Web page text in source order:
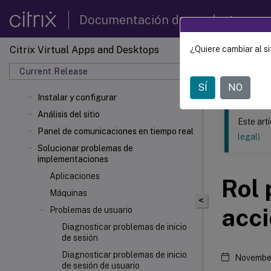
Documentación de productos
Citrix Virtual Apps and Desktops
Current Release
Instalar y configurar
Análisis del sitio
Panel de comunicaciones en tiempo real
Solucionar problemas de
implementaciones
Aplicaciones
Máquinas
Problemas de usuario
Diagnosticar problemas de inicio
de sesión
Diagnosticar problemas de inicio
de sesión de usuario
Este
Citrix
<
Este
legal)
Rol
¿Quiere cambiar al
SÍ NO